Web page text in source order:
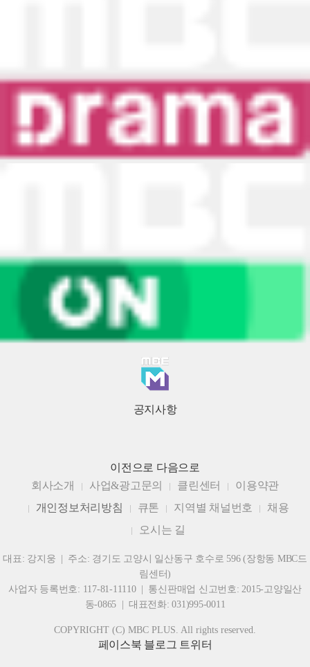
공지사항
이전으로 다음으로
회사소개
사업&광고문의 클린센터
이용약관
개인정보처리방침
큐톤 지역별 채널번호
채용
오시는 길
대표: 강지웅 | 주소: 경기도 고양시 일산동구 호수로 596 (장항동 MBC드
림센터)
사업자 등록번호: 117-81-11110 | 통신판매업 신고번호: 2015-고양일산
동-0865 | 대표전화: 031)995-0011
COPYRIGHT (C) MBC PLUS. All rights reserved.
페이스북 블로그 트위터